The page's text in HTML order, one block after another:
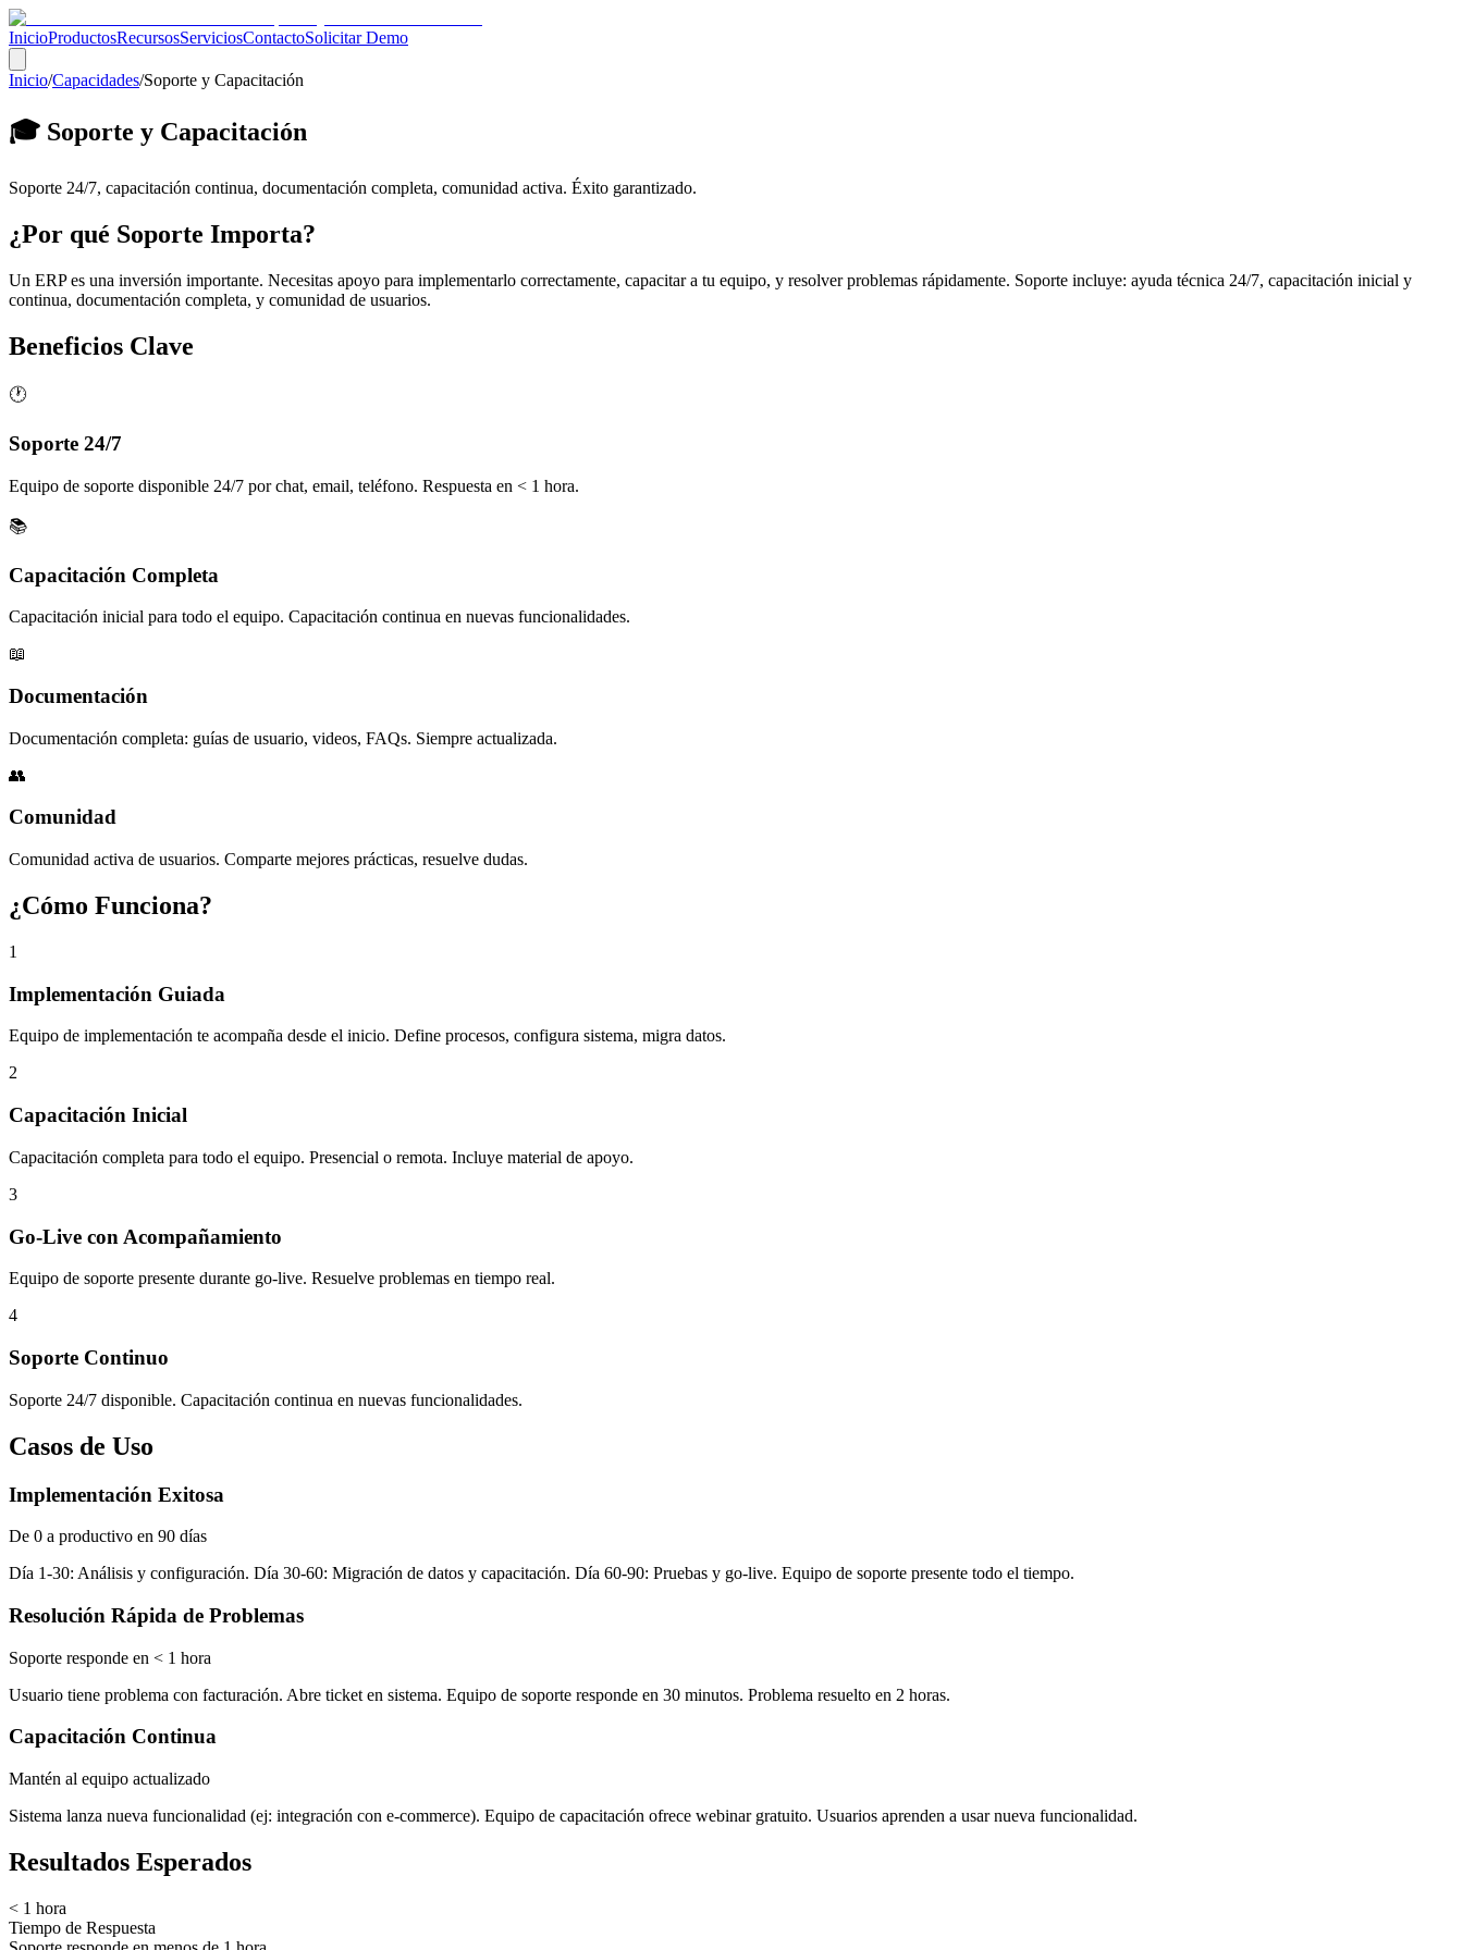
InicioProductosRecursosServiciosContactoSolicitar Demo
Inicio/Capacidades/Soporte y Capacitación
🎓 Soporte y Capacitación
Soporte 24/7, capacitación continua, documentación completa, comunidad activa. Éxito garantizado.
¿Por qué Soporte Importa?
Un ERP es una inversión importante. Necesitas apoyo para implementarlo correctamente, capacitar a tu equipo, y resolver problemas rápidamente. Soporte incluye: ayuda técnica 24/7, capacitación inicial y
continua, documentación completa, y comunidad de usuarios.
Beneficios Clave
🕐
Soporte 24/7
Equipo de soporte disponible 24/7 por chat, email, teléfono. Respuesta en < 1 hora.
📚
Capacitación Completa
Capacitación inicial para todo el equipo. Capacitación continua en nuevas funcionalidades.
📖
Documentación
Documentación completa: guías de usuario, videos, FAQs. Siempre actualizada.
👥
Comunidad
Comunidad activa de usuarios. Comparte mejores prácticas, resuelve dudas.
¿Cómo Funciona?
1
Implementación Guiada
Equipo de implementación te acompaña desde el inicio. Define procesos, configura sistema, migra datos.
2
Capacitación Inicial
Capacitación completa para todo el equipo. Presencial o remota. Incluye material de apoyo.
3
Go-Live con Acompañamiento
Equipo de soporte presente durante go-live. Resuelve problemas en tiempo real.
4
Soporte Continuo
Soporte 24/7 disponible. Capacitación continua en nuevas funcionalidades.
Casos de Uso
Implementación Exitosa
De 0 a productivo en 90 días
Día 1-30: Análisis y configuración. Día 30-60: Migración de datos y capacitación. Día 60-90: Pruebas y go-live. Equipo de soporte presente todo el tiempo.
Resolución Rápida de Problemas
Soporte responde en < 1 hora
Usuario tiene problema con facturación. Abre ticket en sistema. Equipo de soporte responde en 30 minutos. Problema resuelto en 2 horas.
Capacitación Continua
Mantén al equipo actualizado
Sistema lanza nueva funcionalidad (ej: integración con e-commerce). Equipo de capacitación ofrece webinar gratuito. Usuarios aprenden a usar nueva funcionalidad.
Resultados Esperados
< 1 hora
Tiempo de Respuesta